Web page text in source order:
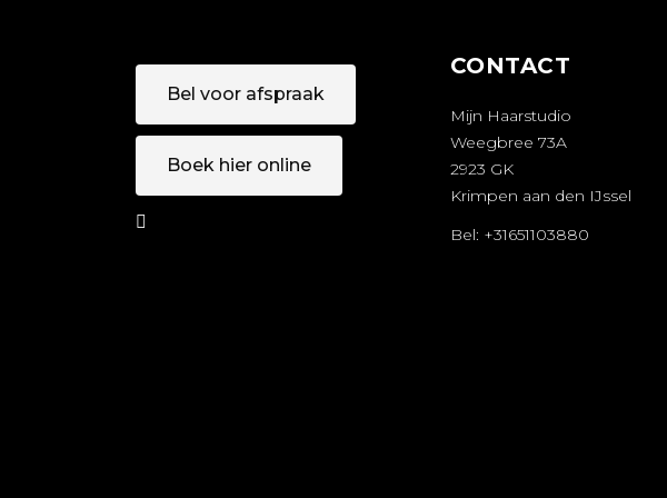
Bel voor afspraak
Boek hier online
CONTACT
Mijn Haarstudio
Weegbree 73A
2923 GK
Krimpen aan den IJssel
Bel: +31651103880